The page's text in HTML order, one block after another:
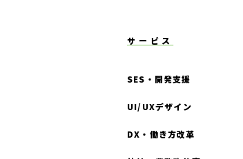
サービス
SES・開発支援
UI/UXデザイン
DX・働き方改革